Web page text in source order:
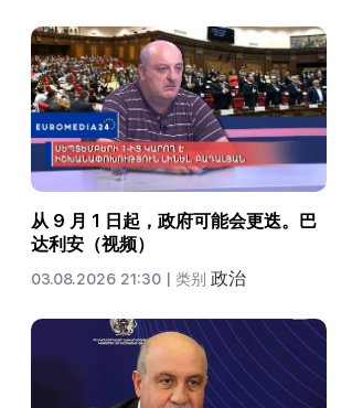
从 9 月 1 日起，政府可能会更迭。巴
达利安（视频）
03.08.2026 21:30 | 类别 政治